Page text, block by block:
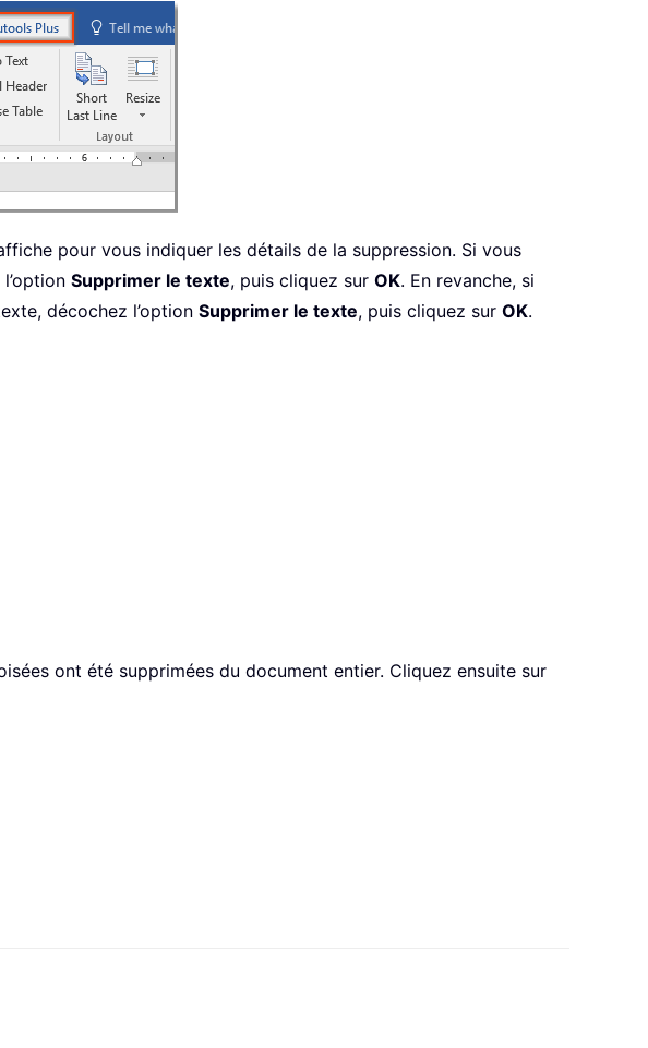
pour vous indiquer les détails de la suppression. Si vous
Supprimer le texte, puis cliquez sur OK. En revanche, si
décochez l’option Supprimer le texte, puis cliquez sur OK.
ont été supprimées du document entier. Cliquez ensuite sur